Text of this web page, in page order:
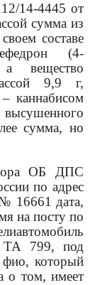
14-4445 от
сумма из
составе
(4-
вещество
9,9 г,
– каннабисом
высушенного
сумма, но
ОБ ДПС
по адрес
16661 дата,
на посту по
ТА 799, под
фио, который
о том, имеет